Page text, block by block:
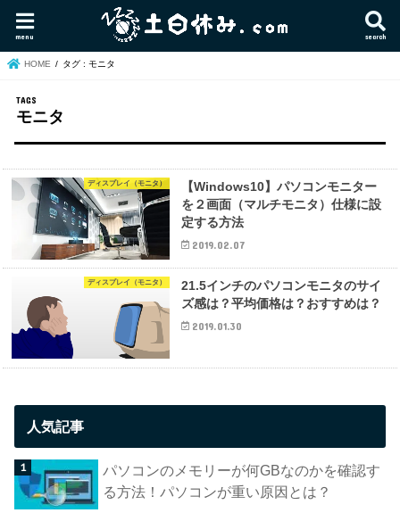
search
menu
HOME タグ : モニタ
モニタ
ディスプレイ（モニタ）
【Windows10】パソコンモニター
を２画面（マルチモニタ）仕様に設
定する方法
2019.02.07
ディスプレイ（モニタ）
21.5インチのパソコンモニタのサイ
ズ感は？平均価格は？おすすめは？
2019.01.30
人気記事
パソコンのメモリーが何GBなのかを確認す
る方法！パソコンが重い原因とは？